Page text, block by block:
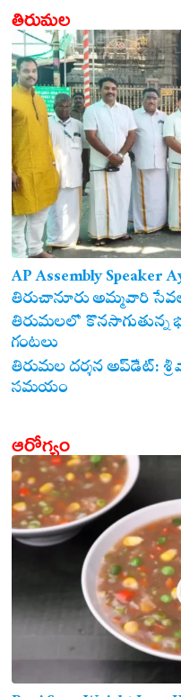
తిరుమల
AP Assembly Speaker
తిరుచానూరు అమ్మవారి
సమేతంగా దర్శించుకున్న
తిరుమలలో కొనసాగుతున్న
గంటలు
తిరుమల దర్శన అప్‌డేట్:
సమయం
ఆరోగ్యం